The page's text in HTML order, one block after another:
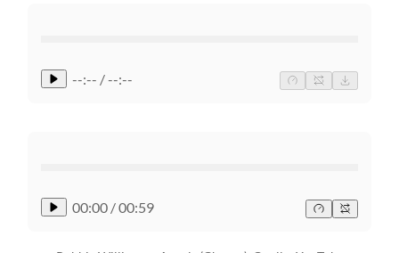
--:-- / --:--
00:00 /00:59